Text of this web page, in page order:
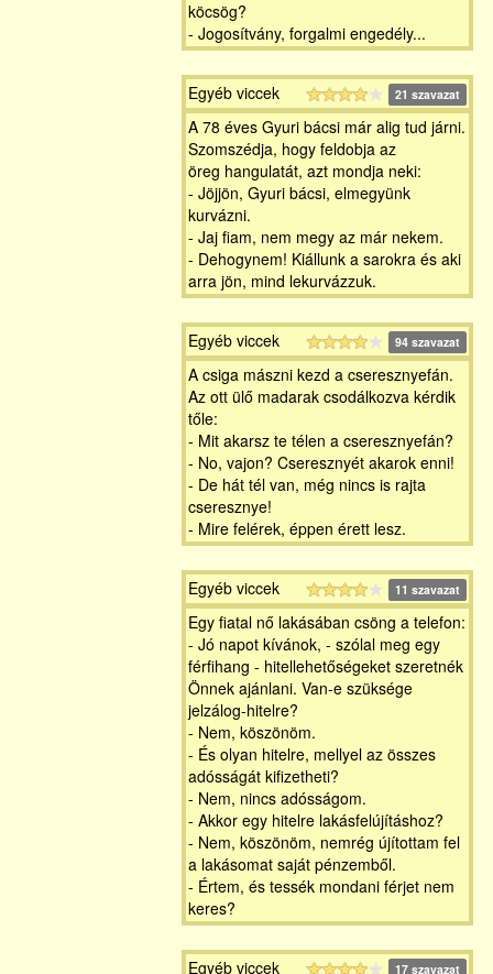
köcsög?
- Jogosítvány, forgalmi engedély...
Egyéb viccek 21 szavazat
A 78 éves Gyuri bácsi már alig tud járni.
Szomszédja, hogy feldobja az
öreg hangulatát, azt mondja neki:
- Jöjjön, Gyuri bácsi, elmegyünk
kurvázni.
- Jaj fiam, nem megy az már nekem.
- Dehogynem! Kiállunk a sarokra és aki
arra jön, mind lekurvázzuk.
Egyéb viccek 94 szavazat
A csiga mászni kezd a cseresznyefán.
Az ott ülő madarak csodálkozva kérdik
tőle:
- Mit akarsz te télen a cseresznyefán?
- No, vajon? Cseresznyét akarok enni!
- De hát tél van, még nincs is rajta
cseresznye!
- Mire felérek, éppen érett lesz.
Egyéb viccek 11 szavazat
Egy fiatal nő lakásában csöng a telefon:
- Jó napot kívánok, - szólal meg egy
férfihang - hitellehetőségeket szeretnék
Önnek ajánlani. Van-e szüksége
jelzálog-hitelre?
- Nem, köszönöm.
- És olyan hitelre, mellyel az összes
adósságát kifizetheti?
- Nem, nincs adósságom.
- Akkor egy hitelre lakásfelújításhoz?
- Nem, köszönöm, nemrég újítottam fel
a lakásomat saját pénzemből.
- Értem, és tessék mondani férjet nem
keres?
Egyéb viccek 17 szavazat